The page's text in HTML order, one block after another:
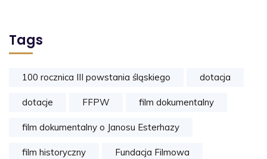
Tags
100 rocznica III powstania śląskiego dotacja
dotacje FFPW film dokumentalny
film dokumentalny o Janosu Esterhazy
film historyczny Fundacja Filmowa